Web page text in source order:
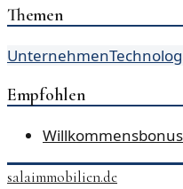
Themen
Unternehmen
Empfohlen
Willkommensbonus
salaimmobilien.de